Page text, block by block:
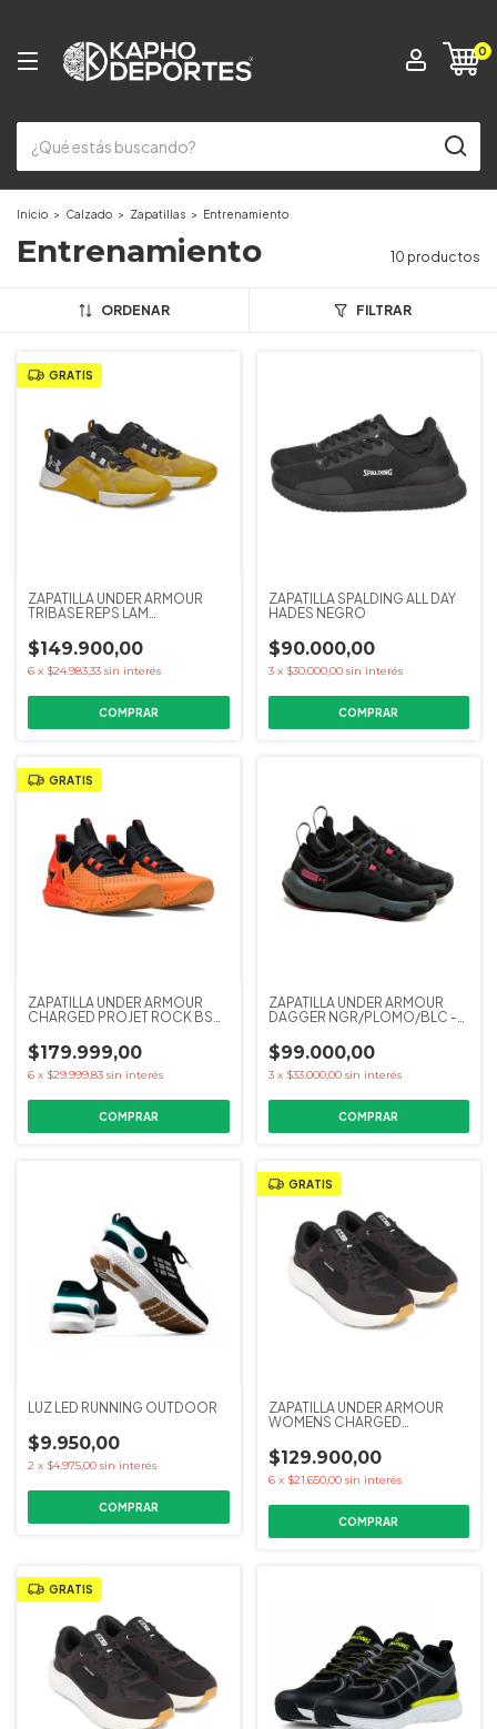
0
Inicio > Calzado > Zapatillas > Entrenamiento
Entrenamiento 10 productos
ORDENAR FILTRAR
GRATIS
ZAPATILLA UNDER ARMOUR
TRIBASE REPS LAM
$149.900,00
6 x $24.983,33 sin interés
COMPRAR
ZAPATILLA SPALDING ALL DAY
HADES NEGRO
$90.000,00
3 x $30.000,00 sin interés
COMPRAR
GRATIS
ZAPATILLA UNDER ARMOUR
CHARGED PROJET ROCK BSR
$179.999,00
6 x $29.999,83 sin interés
COMPRAR
ZAPATILLA UNDER ARMOUR
DAGGER NGR/PLOMO/BLC -
$99.000,00
3 x $33.000,00 sin interés
COMPRAR
LUZ LED RUNNING OUTDOOR
$9.950,00
2 x $4.975,00 sin interés
GRATIS
ZAPATILLA UNDER ARMOUR
WOMENS CHARGED
$129.900,00
6 x $21.650,00 sin interés
COMPRAR
GRATIS